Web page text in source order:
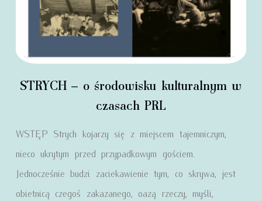
STRYCH – o środowisku kulturalnym w
czasach PRL
WSTĘP Strych kojarzy się z miejscem tajemniczym,
nieco ukrytym przed przypadkowym gościem.
Jednocześnie budzi zaciekawienie tym, co skrywa, jest
obietnicą czegoś zakazanego, oazą rzeczy, myśli,